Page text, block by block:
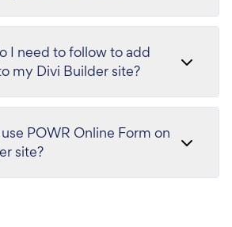
I need to follow to add
my Divi Builder site?
POWR Online Form on
site?